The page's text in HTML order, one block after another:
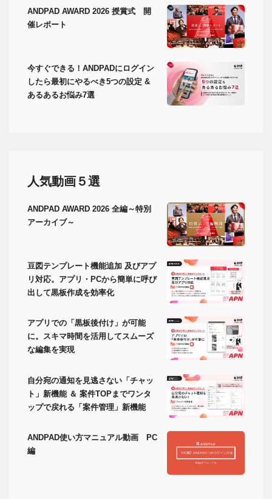
ANDPAD AWARD 2026 授賞式 開
催レポート
今すぐできる！ANDPADにログイン
したら最初にやるべき5つの設定 &
あるあるお悩み7選
人気動画５選
ANDPAD AWARD 2026 全編～特別
アーカイブ～
豆図テンプレート機能追加 及びアプ
リ対応。アプリ・PCから簡単に呼び
出して黒板作成を効率化
アプリでの「黒板後付け」が可能
に。スキマ時間を活用してスムーズ
な編集を実現
自分宛の通知を見逃さない「チャッ
ト」新機能 ＆ 案件TOPまでワンタ
ップで戻れる「案件管理」新機能
ANDPAD使い方マニュアル動画 PC
編